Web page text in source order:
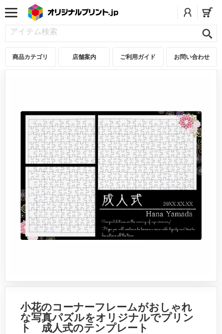
商品カテゴリ 店舗案内 ご利用ガイド お問い合わせ
小花のコーナーフレームがおしゃれ
な写真パズルをオリジナルでプリン
ト 成人式のテンプレート